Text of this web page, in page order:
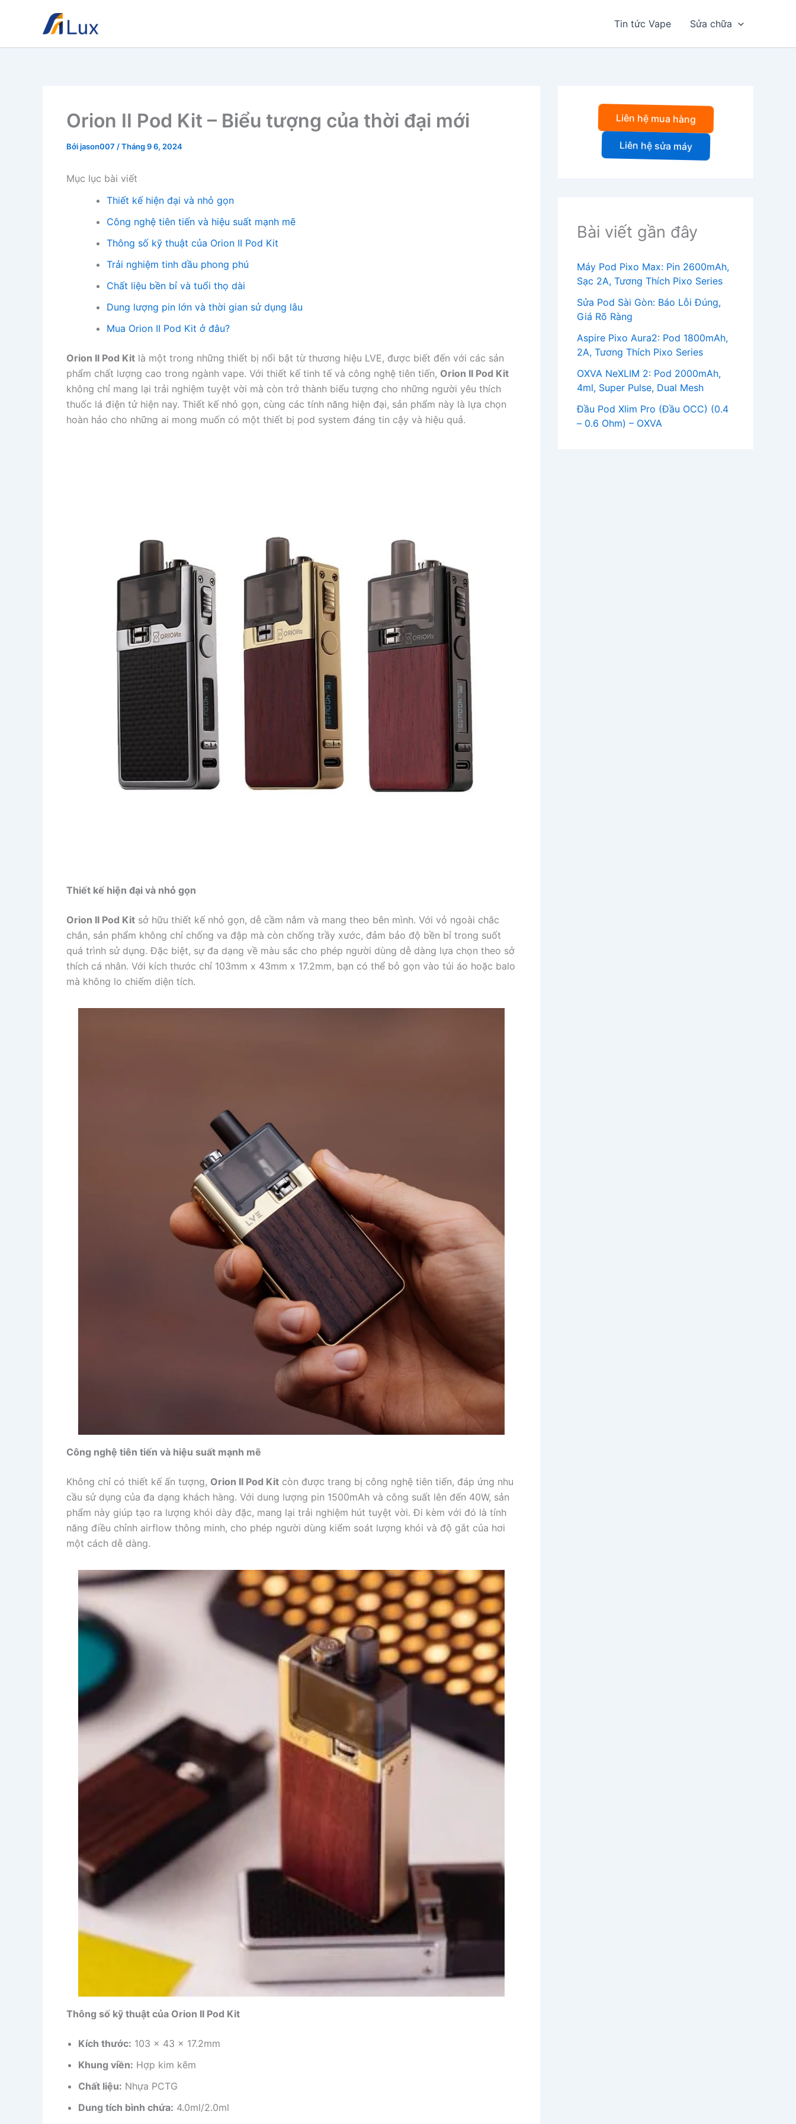
Tin tức Vape Sửa chữa
Orion II Pod Kit – Biểu tượng của thời đại mới
Bởijason007 /Tháng 9 6, 2024
Mục lục bài viết
Thiết kế hiện đại và nhỏ gọn
Công nghệ tiên tiến và hiệu suất mạnh mẽ
Thông số kỹ thuật của Orion II Pod Kit
Trải nghiệm tinh dầu phong phú
Chất liệu bền bỉ và tuổi thọ dài
Dung lượng pin lớn và thời gian sử dụng lâu
Mua Orion II Pod Kit ở đâu?
Orion II Pod Kit là một trong những thiết bị nổi bật từ thương hiệu LVE, được biết đến với các sản
phẩm chất lượng cao trong ngành vape. Với thiết kế tinh tế và công nghệ tiên tiến, Orion II Pod Kit
không chỉ mang lại trải nghiệm tuyệt vời mà còn trở thành biểu tượng cho những người yêu thích
thuốc lá điện tử hiện nay. Thiết kế nhỏ gọn, cùng các tính năng hiện đại, sản phẩm này là lựa chọn
hoàn hảo cho những ai mong muốn có một thiết bị pod system đáng tin cậy và hiệu quả.
Thiết kế hiện đại và nhỏ gọn
Orion II Pod Kit sở hữu thiết kế nhỏ gọn, dễ cầm nắm và mang theo bên mình. Với vỏ ngoài chắc
chắn, sản phẩm không chỉ chống va đập mà còn chống trầy xước, đảm bảo độ bền bỉ trong suốt
quá trình sử dụng. Đặc biệt, sự đa dạng về màu sắc cho phép người dùng dễ dàng lựa chọn theo sở
thích cá nhân. Với kích thước chỉ 103mm x 43mm x 17.2mm, bạn có thể bỏ gọn vào túi áo hoặc balo
mà không lo chiếm diện tích.
Công nghệ tiên tiến và hiệu suất mạnh mẽ
Không chỉ có thiết kế ấn tượng, Orion II Pod Kit còn được trang bị công nghệ tiên tiến, đáp ứng nhu
cầu sử dụng của đa dạng khách hàng. Với dung lượng pin 1500mAh và công suất lên đến 40W, sản
phẩm này giúp tạo ra lượng khói dày đặc, mang lại trải nghiệm hút tuyệt vời. Đi kèm với đó là tính
năng điều chỉnh airflow thông minh, cho phép người dùng kiểm soát lượng khói và độ gắt của hơi
một cách dễ dàng.
Thông số kỹ thuật của Orion II Pod Kit
Kích thước: 103 x 43 x 17.2mm
Khung viền: Hợp kim kẽm
Chất liệu: Nhựa PCTG
Dung tích bình chứa: 4.0ml/2.0ml
Liên hệ mua hàng
Liên hệ sửa máy
Bài viết gần đây
Máy Pod Pixo Max: Pin 2600mAh,
Sạc 2A, Tương Thích Pixo Series
Sửa Pod Sài Gòn: Báo Lỗi Đúng,
Giá Rõ Ràng
Aspire Pixo Aura2: Pod 1800mAh,
2A, Tương Thích Pixo Series
OXVA NeXLIM 2: Pod 2000mAh,
4ml, Super Pulse, Dual Mesh
Đầu Pod Xlim Pro (Đầu OCC) (0.4
– 0.6 Ohm) – OXVA